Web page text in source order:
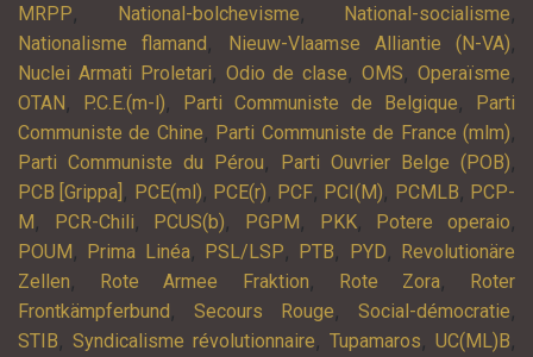
MRPP, National-bolchevisme, National-socialisme,
Nationalisme flamand , Nieuw-Vlaamse Alliantie (N-VA),
Nuclei Armati Proletari, Odio de clase,OMS,Operaïsme,
OTAN , P.C.E.(m-l), Parti Communiste de Belgique,
Parti
Communiste de Chine, Parti Communiste de France (mlm),
Parti Communiste du Pérou, Parti Ouvrier Belge (POB),
PCB [Grippa] , PCE(ml), PCE(r), PCF, PCI(M), PCMLB, PCP-
M , PCR-Chili, PCUS(b), PGPM , PKK, Potere operaio,
POUM , Prima Linéa, PSL/LSP, PTB, PYD,
Revolutionäre
Zellen, Rote Armee Fraktion, Rote Zora,
Roter
Frontkämpferbund , Secours Rouge, Social-démocratie,
STIB, Syndicalisme révolutionnaire, Tupamaros, UC(ML)B,